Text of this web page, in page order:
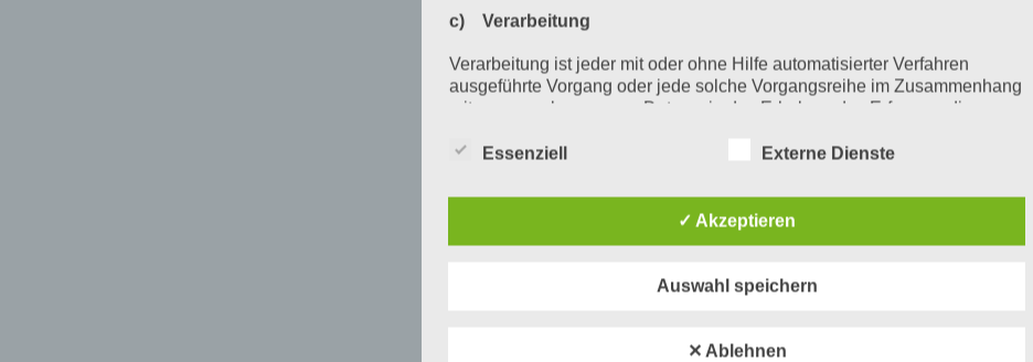
c) Verarbeitung
Verarbeitung ist jeder mit oder ohne Hilfe automatisierter Verfahren
ausgeführte Vorgang oder jede solche Vorgangsreihe im Zusammenhang
mit personenbezogenen Daten wie das Erheben, das Erfassen, die
Veränderung, das Auslesen, das Abfragen, die Verwendung, die
Bereitstellung, den Abgleich oder die Verknüpfung, die Einschränkung, das
Löschen oder die Vernichtung.
d) Einschränkung der Verarbeitung
Einschränkung der Verarbeitung ist die Markierung gespeicherter
Essenziell Externe Dienste
✓ Akzeptieren
Auswahl speichern
✕ Ablehnen